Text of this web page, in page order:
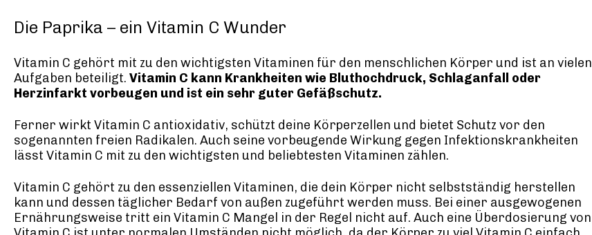
Die Paprika – ein Vitamin C Wunder
Vitamin C gehört mit zu den wichtigsten Vitaminen für den menschlichen Körper und ist an vielen
Aufgaben beteiligt. Vitamin C kann Krankheiten wie Bluthochdruck, Schlaganfall oder
Herzinfarkt vorbeugen und ist ein sehr guter Gefäßschutz.
Ferner wirkt Vitamin C antioxidativ, schützt deine Körperzellen und bietet Schutz vor den
sogenannten freien Radikalen. Auch seine vorbeugende Wirkung gegen Infektionskrankheiten
lässt Vitamin C mit zu den wichtigsten und beliebtesten Vitaminen zählen.
Vitamin C gehört zu den essenziellen Vitaminen, die dein Körper nicht selbstständig herstellen
kann und dessen täglicher Bedarf von außen zugeführt werden muss. Bei einer ausgewogenen
Ernährungsweise tritt ein Vitamin C Mangel in der Regel nicht auf. Auch eine Überdosierung von